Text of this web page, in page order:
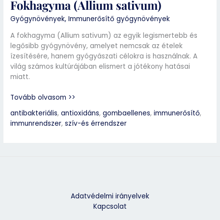
Fokhagyma (Allium sativum)
Gyógynövények,Immunerősítő gyógynövények
A fokhagyma (Allium sativum) az egyik legismertebb és
legősibb gyógynövény, amelyet nemcsak az ételek
ízesítésére, hanem gyógyászati célokra is használnak. A
világ számos kultúrájában elismert a jótékony hatásai
miatt.
Tovább olvasom >>
antibakteriális,antioxidáns,gombaellenes,immunerősítő,
immunrendszer,szív-és érrendszer
Adatvédelmi irányelvek
Kapcsolat